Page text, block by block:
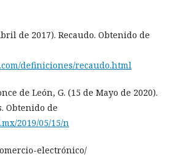
de 2017). Recaudo. Obtenido de
definiciones/recaudo.html
de León, G. (15 de Mayo de 2020).
Obtenido de
2019/05/15/n
electrónico/